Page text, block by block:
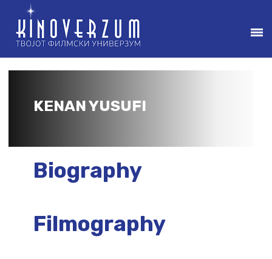
KENAN YUSUFI
Biography
Filmography